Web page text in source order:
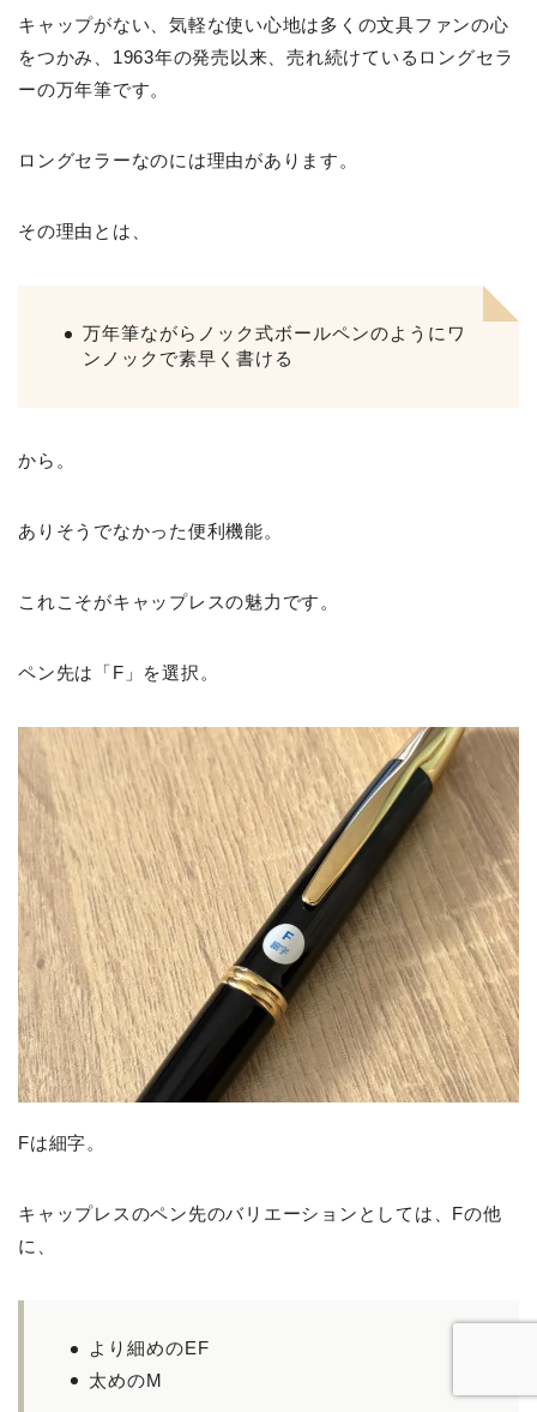
キャップがない、気軽な使い心地は多くの文具ファンの心
をつかみ、1963年の発売以来、売れ続けているロングセラ
ーの万年筆です。
ロングセラーなのには理由があります。
その理由とは、
万年筆ながらノック式ボールペンのようにワ
ンノックで素早く書ける
から。
ありそうでなかった便利機能。
これこそがキャップレスの魅力です。
ペン先は「F」を選択。
Fは細字。
キャップレスのペン先のバリエーションとしては、Fの他
に、
より細めのEF
太めのM